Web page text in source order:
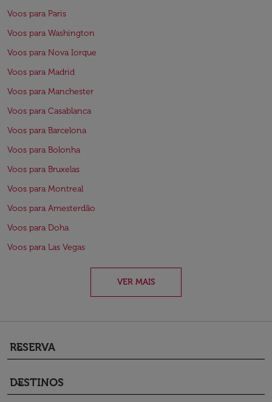
Voos para Paris
Voos para Washington
Voos para Nova Iorque
Voos para Madrid
Voos para Manchester
Voos para Casablanca
Voos para Barcelona
Voos para Bolonha
Voos para Bruxelas
Voos para Montreal
Voos para Amesterdão
Voos para Doha
Voos para Las Vegas
VER MAIS
RESERVA
keyboard_arrow_down
DESTINOS
keyboard_arrow_down